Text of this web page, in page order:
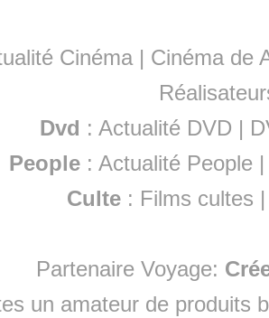
Cinéma | Cinéma de
Dvd : Actualité DVD |
People :Actualité People
Culte : Films cultes
Partenaire Voyage:
un amateur de produits